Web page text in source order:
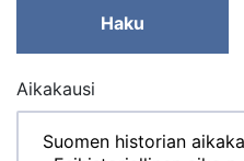
Haku
Aikakausi